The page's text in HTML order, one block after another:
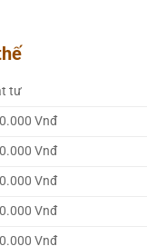
tư
Vnđ
Vnđ
Vnđ
Vnđ
Vnđ